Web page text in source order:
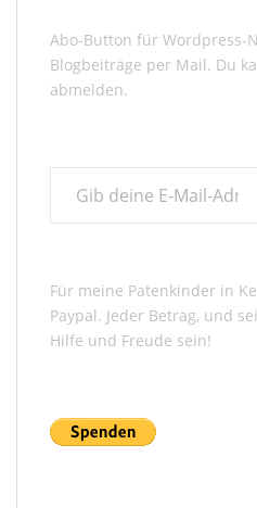
Abo-Button für Wordpress-
Blogbeiträge per Mail. Du
abmelden.
Für meine Patenkinder in
Paypal. Jeder Betrag, und
Hilfe und Freude sein!